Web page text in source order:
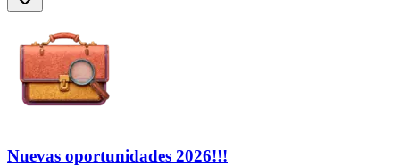
Nuevas oportunidades 2026!!!